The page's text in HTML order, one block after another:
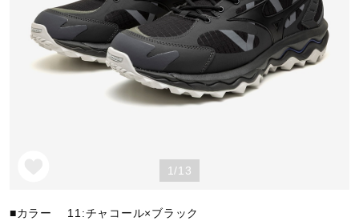
ゴルフ
テニス／ソフトテニス
1/13
■カラー 11:チャコール×ブラック